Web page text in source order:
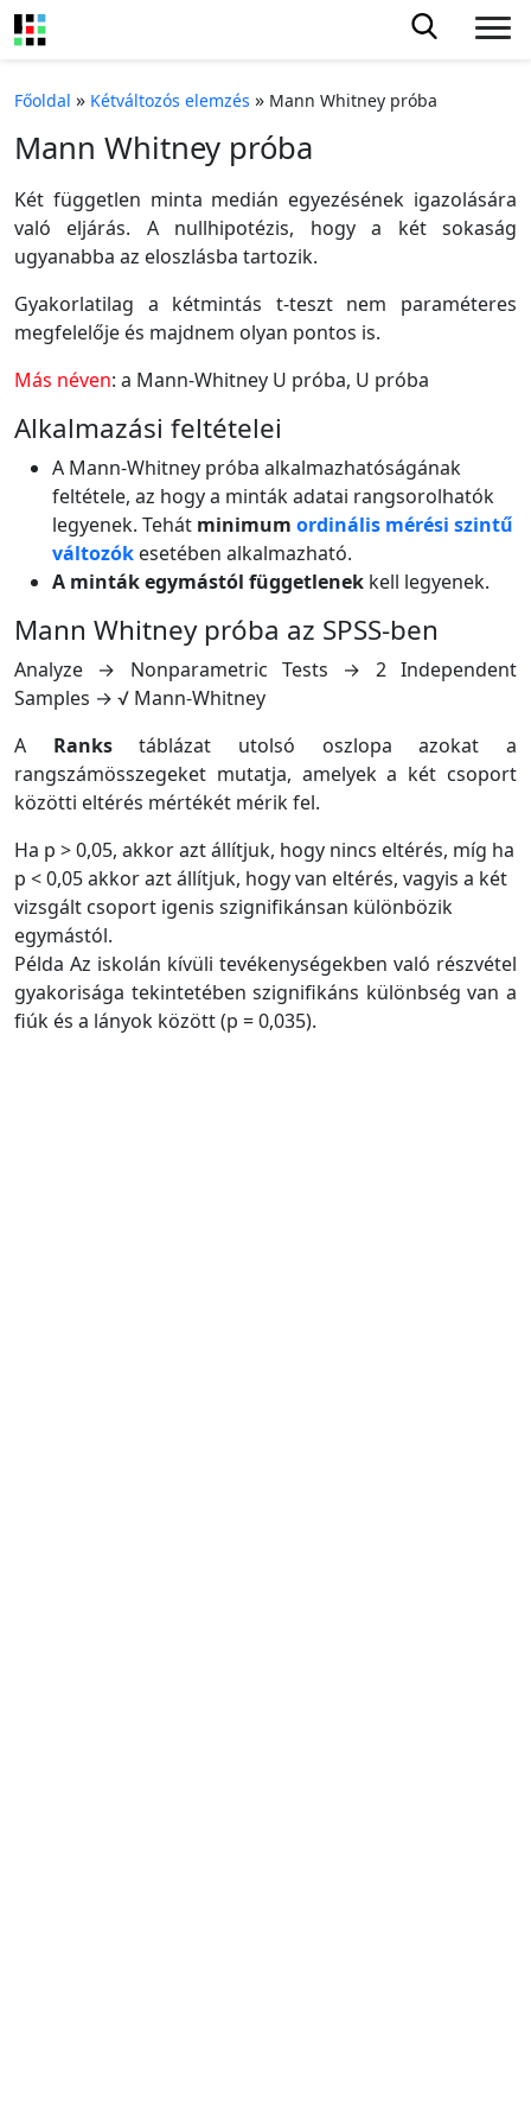
Főoldal » Kétváltozós elemzés » Mann Whitney próba
Mann Whitney próba
Két független minta medián egyezésének igazolására
való eljárás. A nullhipotézis, hogy a két sokaság
ugyanabba az eloszlásba tartozik.
Gyakorlatilag a kétmintás t-teszt nem paraméteres
megfelelője és majdnem olyan pontos is.
Más néven: a Mann-Whitney U próba, U próba
Alkalmazási feltételei
A Mann-Whitney próba alkalmazhatóságának
feltétele, az hogy a minták adatai rangsorolhatók
legyenek. Tehát minimum ordinális mérési szintű
változók esetében alkalmazható.
A minták egymástól függetlenek kell legyenek.
Mann Whitney próba az SPSS-ben
Analyze → Nonparametric Tests → 2 Independent
Samples → √ Mann-Whitney
A Rankstáblázat utolsó oszlopa azokat a
rangszámösszegeket mutatja, amelyek a két csoport
közötti eltérés mértékét mérik fel.
Ha p > 0,05, akkor azt állítjuk, hogy nincs eltérés, míg ha
p < 0,05 akkor azt állítjuk, hogy van eltérés, vagyis a két
vizsgált csoport igenis szignifikánsan különbözik
egymástól.
Példa Az iskolán kívüli tevékenységekben való részvétel
gyakorisága tekintetében szignifikáns különbség van a
fiúk és a lányok között (p = 0,035).